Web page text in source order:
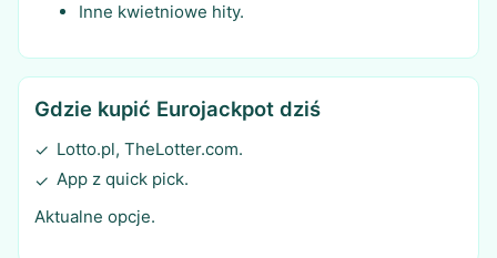
Inne kwietniowe hity.
Gdzie kupić Eurojackpot dziś
✓ Lotto.pl, TheLotter.com.
✓ App z quick pick.
Aktualne opcje.